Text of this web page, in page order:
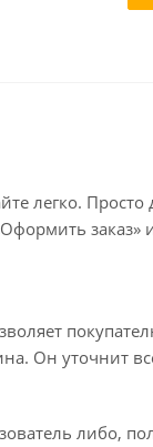
легко.
заказ»
Он уточнит
либо,